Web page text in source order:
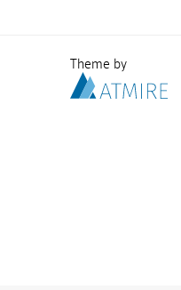
Theme by